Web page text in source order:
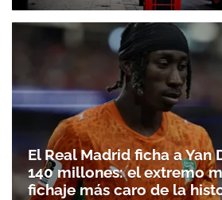
El Real Madrid ficha a Yan
140 millones: el extremo
fichaje más caro de la